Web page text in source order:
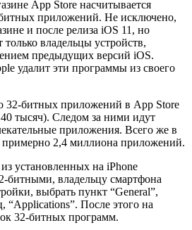
App Store насчитывается
приложений. Не исключено,
и после релиза iOS 11, но
только владельцы устройств,
предыдущих версий iOS.
удалит эти программы из своего
битных приложений в App Store
тысяч). Следом за ними идут
приложения. Всего же в
примерно 2,4 миллиона приложений.
установленных на iPhone
битными, владельцу смартфона
выбрать пункт “General”,
“Applications”. После этого на
32-битных программ.